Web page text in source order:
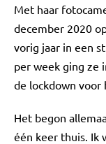
Met haar
december 2020
vorig jaar in een
per week ging ze
de lockdown voor
Het begon
één keer thuis. Ik